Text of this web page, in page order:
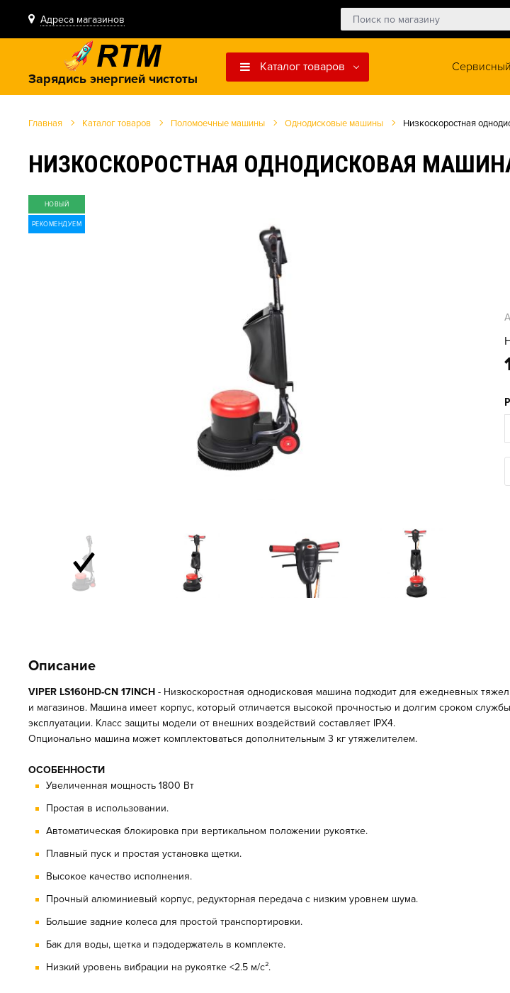
Адреса магазинов
Зарядись энергией чистоты
Каталог товаров
Главная Каталог товаров Поломоечные машины Однодисковые машины Низкоскоростная
НИЗКОСКОРОСТНАЯ ОДНОДИСКОВАЯ МАШИНА
НОВЫЙ
РЕКОМЕНДУЕМ
Описание
VIPER LS160HD-CN 17INCH - Низкоскоростная однодисковая машина подходит для ежедневных
и магазинов. Машина имеет корпус, который отличается высокой прочностью и долгим сроком
эксплуатации. Класс защиты модели от внешних воздействий составляет IPX4.
Опционально машина может комплектоваться дополнительным 3 кг утяжелителем.
ОСОБЕННОСТИ
Увеличенная мощность 1800 Вт
Простая в использовании.
Автоматическая блокировка при вертикальном положении рукоятке.
Плавный пуск и простая установка щетки.
Высокое качество исполнения.
Прочный алюминиевый корпус, редукторная передача с низким уровнем шума.
Большие задние колеса для простой транспортировки.
Бак для воды, щетка и пэдодержатель в комплекте.
Низкий уровень вибрации на рукоятке <2.5 м/с².